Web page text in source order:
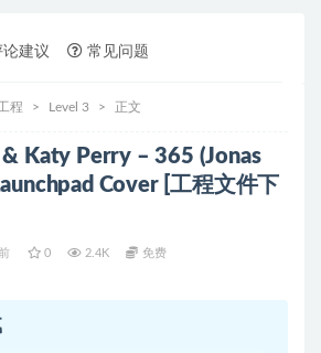
论建议 常见问题
程 Level 3 正文
& Katy Perry – 365 (Jonas
Cover [工程文件下
0 2.4K 免费